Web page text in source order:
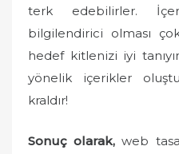
terk edebilirler.
bilgilendirici olması
hedef kitlenizi iyi
yönelik içerikler
kraldır!
Sonuç olarak, web